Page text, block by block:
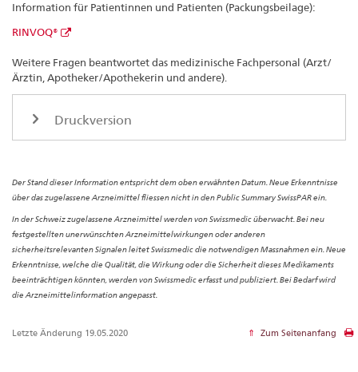
Information für Patientinnen und Patienten (Packungsbeilage):
RINVOQ®
Weitere Fragen beantwortet das medizinische Fachpersonal (Arzt/
Ärztin, Apotheker/Apothekerin und andere).
Druckversion
Der Stand dieser Information entspricht dem oben erwähnten Datum. Neue Erkenntnisse
über das zugelassene Arzneimittel fliessen nicht in den Public Summary SwissPAR ein.
In der Schweiz zugelassene Arzneimittel werden von Swissmedic überwacht. Bei neu
festgestellten unerwünschten Arzneimittelwirkungen oder anderen
sicherheitsrelevanten Signalen leitet Swissmedic die notwendigen Massnahmen ein. Neue
Erkenntnisse, welche die Qualität, die Wirkung oder die Sicherheit dieses Medikaments
beeinträchtigen könnten, werden von Swissmedic erfasst und publiziert. Bei Bedarf wird
die Arzneimittelinformation angepasst.
Letzte Änderung 19.05.2020 Zum Seitenanfang